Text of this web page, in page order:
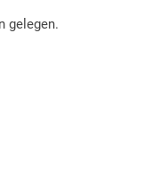
gelegen.